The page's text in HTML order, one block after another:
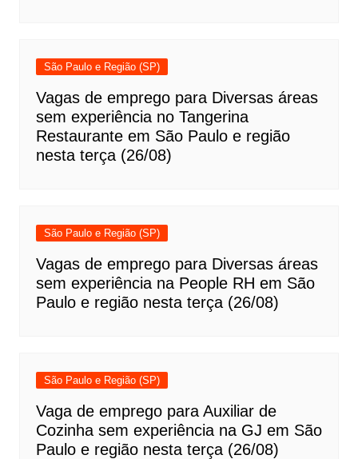
São Paulo e Região (SP)
Vagas de emprego para Diversas áreas
sem experiência no Tangerina
Restaurante em São Paulo e região
nesta terça (26/08)
São Paulo e Região (SP)
Vagas de emprego para Diversas áreas
sem experiência na People RH em São
Paulo e região nesta terça (26/08)
São Paulo e Região (SP)
Vaga de emprego para Auxiliar de
Cozinha sem experiência na GJ em São
Paulo e região nesta terça (26/08)